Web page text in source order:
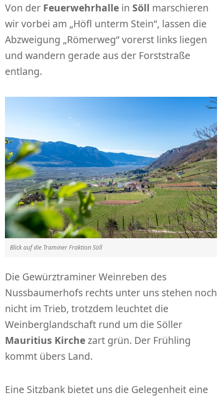
Von der Feuerwehrhalle in Söll marschieren
wir vorbei am „Höfl unterm Stein“, lassen die
Abzweigung „Römerweg“ vorerst links liegen
und wandern gerade aus der Forststraße
entlang.
Blick auf die Traminer Fraktion Söll
Die Gewürztraminer Weinreben des
Nussbaumerhofs rechts unter uns stehen noch
nicht im Trieb, trotzdem leuchtet die
Weinberglandschaft rund um die Söller
Mauritius Kirchezart grün. Der Frühling
kommt übers Land.
Eine Sitzbank bietet uns die Gelegenheit eine